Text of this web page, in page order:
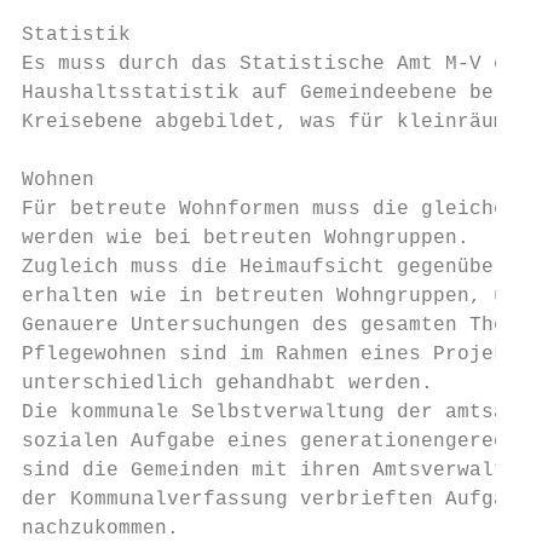
Statistik
Es muss durch das Statistische Amt M-V
Haushaltsstatistik auf Gemeindeebene
Kreisebene abgebildet, was für
Wohnen
Für betreute Wohnformen muss die gleiche
werden wie bei betreuten Wohngruppen.
Zugleich muss die Heimaufsicht gegenüber
erhalten wie in betreuten Wohngruppen, um
Genauere Untersuchungen des gesamten
Pflegewohnen sind im Rahmen eines
unterschiedlich gehandhabt werden.
Die kommunale Selbstverwaltung der
sozialen Aufgabe eines
sind die Gemeinden mit ihren
der Kommunalverfassung verbrieften
nachzukommen.